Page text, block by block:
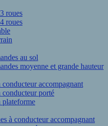
roues
roues
au sol
moyenne et grande hauteur
accompagnant
conducteur porté
plateforme
à conducteur accompagnant